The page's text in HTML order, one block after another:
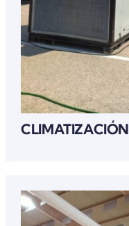
CLIMATIZACIÓN